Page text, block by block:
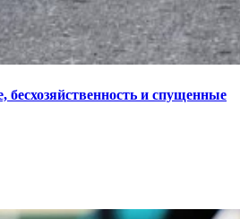
и спущенные